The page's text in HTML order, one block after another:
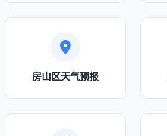
房山区天气预报